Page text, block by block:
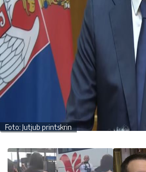
Foto: Jutjub printskrin